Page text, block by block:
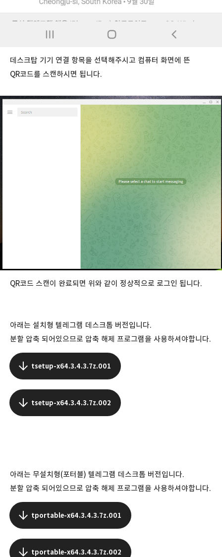
데스크탑 기기 연결 항목을 선택해주시고 컴퓨터 화면에 뜬
QR코드를 스캔하시면 됩니다.
QR코드 스캔이 완료되면 위와 같이 정상적으로 로그인 됩니다.
아래는 설치형 텔레그램 데스크톱 버전입니다.
분할 압축 되어있으므로 압축 해제 프로그램을 사용하셔야합니다.
tsetup-x64.3.4.3.7z.001
tsetup-x64.3.4.3.7z.002
아래는 무설치형(포터블) 텔레그램 데스크톱 버전입니다.
분할 압축 되어있으므로 압축 해제 프로그램을 사용하셔야합니다.
tportable-x64.3.4.3.7z.001
tportable-x64.3.4.3.7z.002